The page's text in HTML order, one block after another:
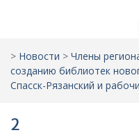
> Новости > Члены
созданию библиотек
Спасск-Рязанский и
2